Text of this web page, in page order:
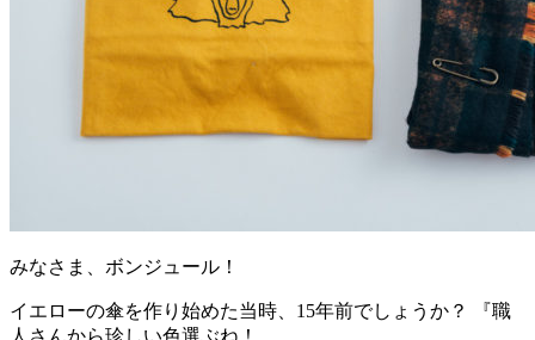
みなさま、ボンジュール！
イエローの傘を作り始めた当時、15年前でしょうか？ 『職